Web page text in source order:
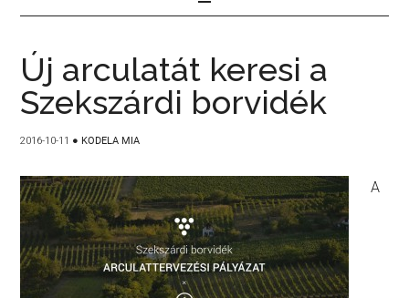
Új arculatát keresi a
Szekszárdi borvidék
2016-10-11 ● KODELA MIA
A